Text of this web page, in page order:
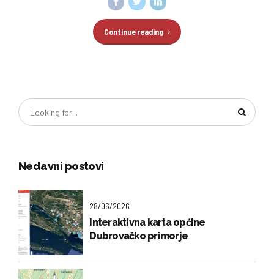
Continue reading
Nedavni postovi
28/06/2026
Interaktivna karta općine
Dubrovačko primorje